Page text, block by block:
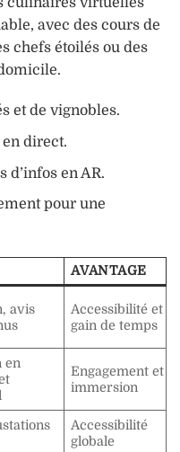
avec des cours de
chefs étoilés ou des
et de vignobles.
direct.
d’infos en AR.
pour une
AVANTAGE
avis
Accessibilité et
gain de temps
en
Engagement et
immersion
Accessibilité
globale